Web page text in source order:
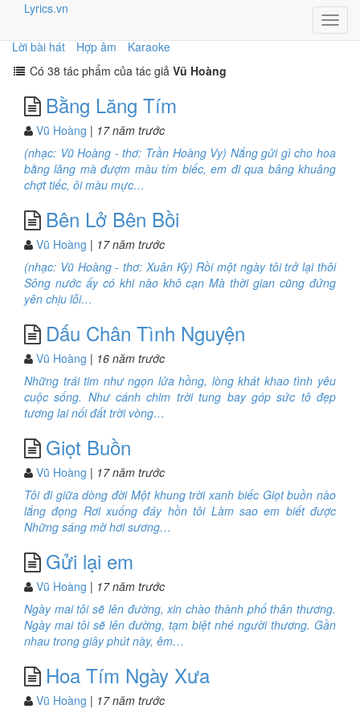
Lyrics.vn
Lời bài hát Hợp âm
Karaoke
Có 38 tác phẩm của tác giả Vũ Hoàng
Bằng Lăng Tím
Vũ Hoàng | 17 năm trước
(nhạc: Vũ Hoàng - thơ: Trần Hoàng Vy) Nắng gửi gì cho hoa
bằng lăng mà đượm màu tím biếc, em đi qua bâng khuâng
chợt tiếc, ôi màu mực…
Bên Lở Bên Bồi
Vũ Hoàng | 17 năm trước
(nhạc: Vũ Hoàng - thơ: Xuân Kỳ) Rồi một ngày tôi trở lại thôi
Sông nước ấy có khi nào khô cạn Mà thời gian cũng đứng
yên chịu lỗi…
Dấu Chân Tình Nguyện
Vũ Hoàng | 16 năm trước
Những trái tim như ngọn lửa hồng, lòng khát khao tình yêu
cuộc sống. Như cánh chim trời tung bay góp sức tô đẹp
tương lai nối đất trời vòng…
Giọt Buồn
Vũ Hoàng | 17 năm trước
Tôi đi giữa dòng đời Một khung trời xanh biếc Giọt buồn nào
lắng đọng Rơi xuống đáy hồn tôi Làm sao em biết được
Những sáng mờ hơi sương…
Gửi lại em
Vũ Hoàng | 17 năm trước
Ngày mai tôi sẽ lên đường, xin chào thành phố thân thương.
Ngày mai tôi sẽ lên đường, tạm biệt nhé người thương. Gần
nhau trong giây phút này, êm…
Hoa Tím Ngày Xưa
Vũ Hoàng | 17 năm trước